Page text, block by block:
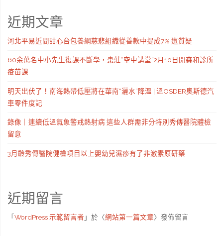
近期文章
河北平易近間甜心台包養網慈悲組織從善款中提成7% 遭質疑
60余萬名中小先生復課不斷學，棗莊“空中講堂”2月10日開森和診所
疫苗課
明天出伏了！南海熱帶低壓將在華南“灑水”降溫 | 溫OSDER奧斯德汽
車零件度記
錄像｜連續低溫氣象警戒熱射病 這些人群需非分特別秀傳醫院體檢
留意
3月齡秀傳醫院健檢項目以上嬰幼兒濕疹有了非激素原研藥
近期留言
「 WordPress 示範留言者 」於〈網站第一篇文章〉發佈留言